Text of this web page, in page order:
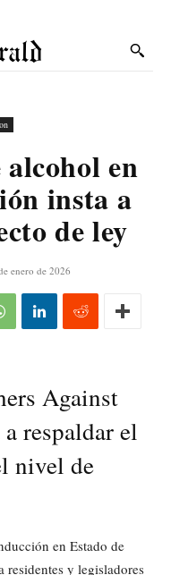
en
insta a
de ley
enero de 2026
Against
respaldar el
nivel de
en Estado de
y legisladores